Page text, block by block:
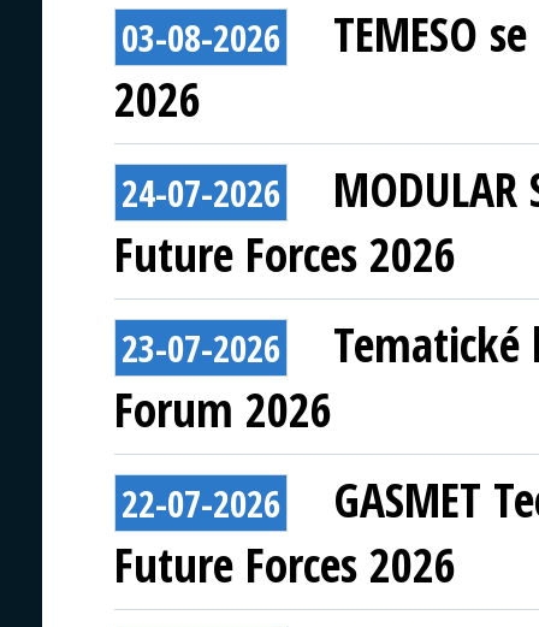
03-08-2026
TEMESO
2026
24-07-2026
Future Forces 2026
23-07-2026
Tematické
Forum 2026
22-07-2026
GASMET
Future Forces 2026